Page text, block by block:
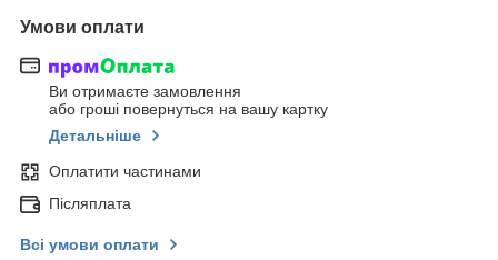
Умови оплати
Ви отримаєте замовлення
або гроші повернуться на вашу картку
Детальніше
Оплатити частинами
Післяплата
Всі умови оплати